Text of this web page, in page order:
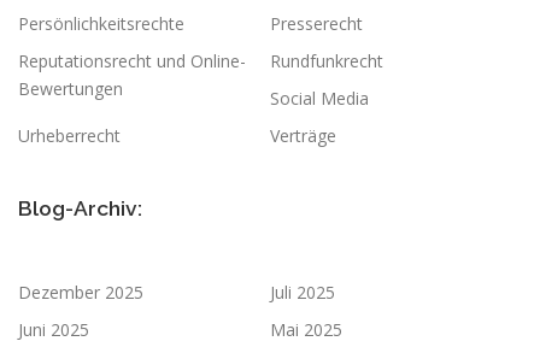
Persönlichkeitsrechte
Presserecht
Reputationsrecht und Online-
Bewertungen
Rundfunkrecht
Social Media
Urheberrecht
Verträge
Blog-Archiv:
Dezember 2025
Juli 2025
Juni 2025
Mai 2025